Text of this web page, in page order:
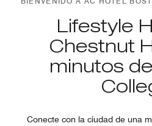
Lifestyle
Chestnut
minutos
Conecte con la ciudad de una